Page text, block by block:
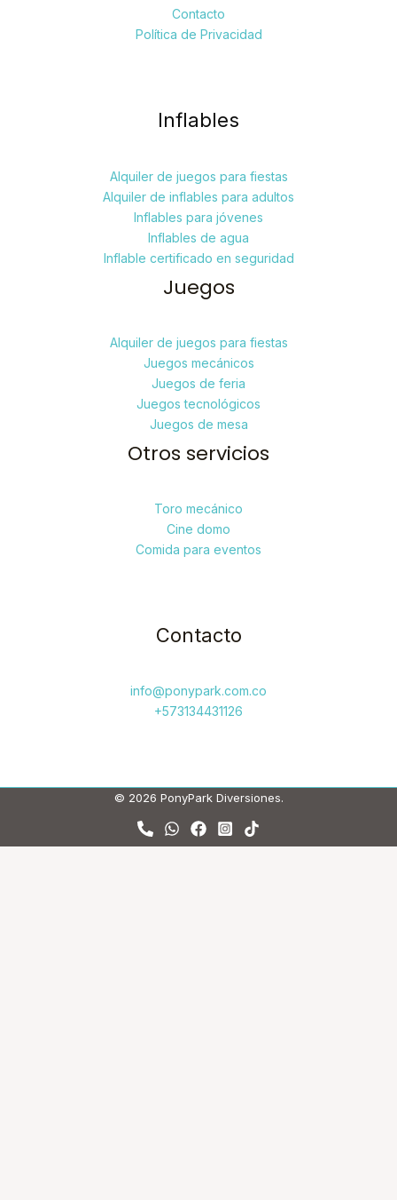
Contacto
Política de Privacidad
Inflables
Alquiler de juegos para fiestas
Alquiler de inflables para adultos
Inflables para jóvenes
Inflables de agua
Inflable certificado en seguridad
Juegos
Alquiler de juegos para fiestas
Juegos mecánicos
Juegos de feria
Juegos tecnológicos
Juegos de mesa
Otros servicios
Toro mecánico
Cine domo
Comida para eventos
Contacto
info@ponypark.com.co
+573134431126
© 2026 PonyPark Diversiones.